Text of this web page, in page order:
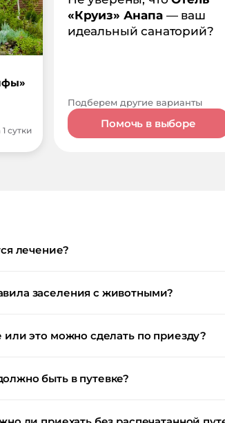
1 сутки
«Круиз» Анапа— ваш
идеальный санаторий?
Подберем другие варианты
Помочь в выборе
лечение?
заселения с животными?
это можно сделать по приезду?
быть в путевке?